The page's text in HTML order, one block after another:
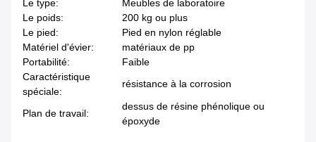
Le type:
Meubles de laboratoire
Le poids:
200 kg ou plus
Le pied:
Pied en nylon réglable
Matériel d'évier:
matériaux de pp
Portabilité:
Faible
Caractéristique
spéciale:
résistance à la corrosion
Plan de travail:
dessus de résine phénolique ou
époxyde